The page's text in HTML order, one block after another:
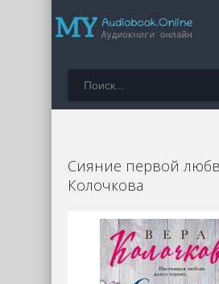
Сияние первой
Колочкова